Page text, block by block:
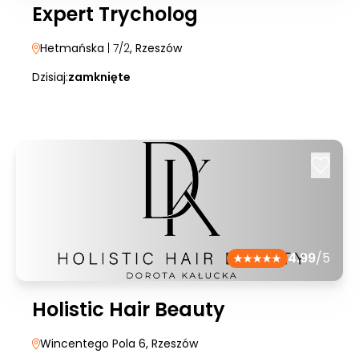
Expert Trycholog
Hetmańska | 7/2, Rzeszów
Dzisiaj:zamknięte
4.99/5
Holistic Hair Beauty
Wincentego Pola 6, Rzeszów